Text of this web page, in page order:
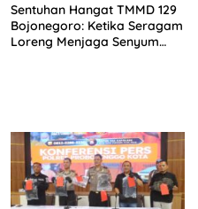
Sentuhan Hangat TMMD 129
Bojonegoro: Ketika Seragam
Loreng Menjaga Senyum